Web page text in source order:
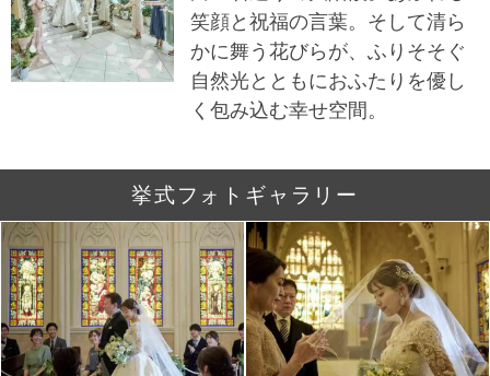
笑顔と祝福の言葉。そして清ら
かに舞う花びらが、ふりそそぐ
自然光とともにおふたりを優し
く包み込む幸せ空間。
挙式フォトギャラリー